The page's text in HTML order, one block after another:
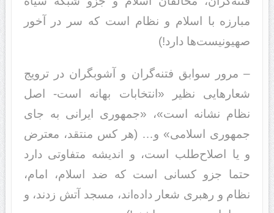
مبارزه با اسلام و نظام است که سر در آخور
صهیونیست‌ها دارد!)
– مرور سوابق فتنه‌گران و آشوبگران در ترویج
شعارهایی نظیر «انتخابات بهانه است- اصل
نظام نشانه است»، «جمهوری ایرانی به جای
جمهوری اسلامی» و… (هر کس منتقد، معترض
و یا اصلاح‌طلب است، و اندیشه متفاوتی دارد
حتما جزو کسانی است که ضد اسلام، امام،
نظام و رهبری شعار داده‌اند، مسجد آتش زدند، و